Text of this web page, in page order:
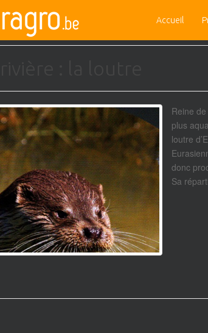
Accueil
Reine
plus
loutre
donc
Sa